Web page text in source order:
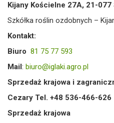
Kijany Kościelne 27A, 21-077
Szkółka roślin ozdobnych –
Kontakt:
Biuro 81 75 77 593
Mail: biuro@iglaki.agro.pl
Sprzedaż krajowa i
Cezary Tel. +48 536-466-626
Sprzedaż krajowa